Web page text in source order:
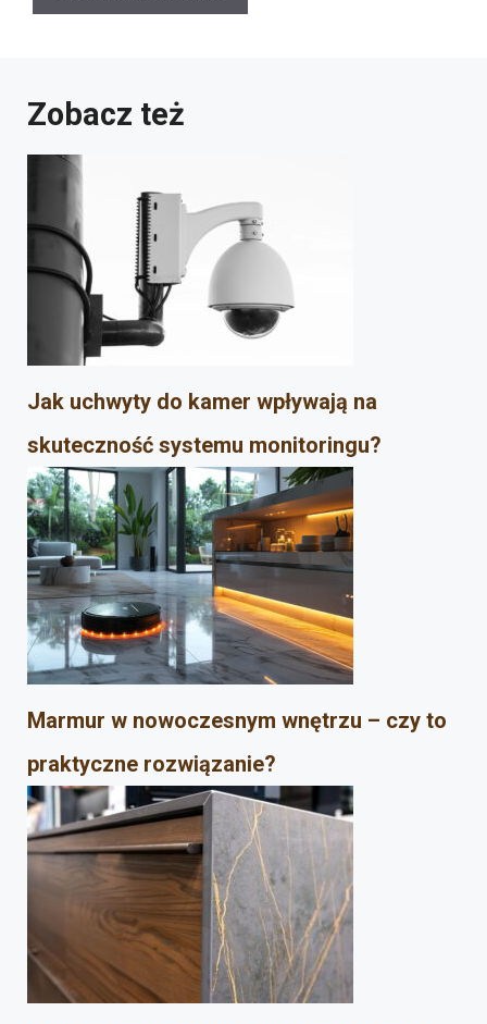
Zobacz też
Jak uchwyty do kamer wpływają na
skuteczność systemu monitoringu?
Marmur w nowoczesnym wnętrzu – czy to
praktyczne rozwiązanie?